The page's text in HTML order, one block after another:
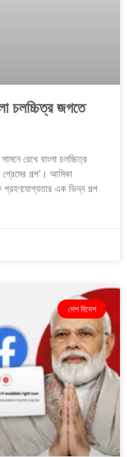
চলচ্চিত্র জগতে
রেখে বাংলা চলচ্চিত্র
গল্প’। আমিকা
গ্রহণযোগ্যতার এক ভিন্ন গল্প
দেশ বিদেশ